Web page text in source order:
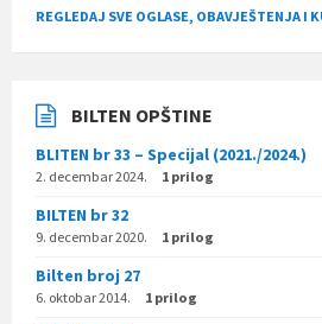
REGLEDAJ SVE OGLASE, OBAVJEŠTENJA I
BILTEN OPŠTINE
BLITEN br 33 – Specijal (2021./2024.)
2. decembar 2024. 1 prilog
BILTEN br 32
9. decembar 2020. 1 prilog
Bilten broj 27
6. oktobar 2014. 1 prilog